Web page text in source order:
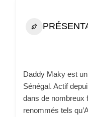
Daddy Maky est
Sénégal. Actif
dans de nombreux
renommés tels